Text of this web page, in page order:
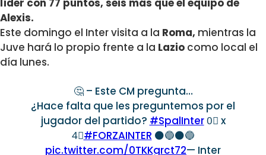
Alexis.
Este domingo el Inter visita a la Roma, mientras la
Juve hará lo propio frente a la Lazio como local el
día lunes.
🤔 – Este CM pregunta…
¿Hace falta que les preguntemos por el
jugador del partido? #SpalInter0⃣ x
4⃣#FORZAINTER ⚫🔵⚫🔵
pic.twitter.com/0TKKgrct72— Inter